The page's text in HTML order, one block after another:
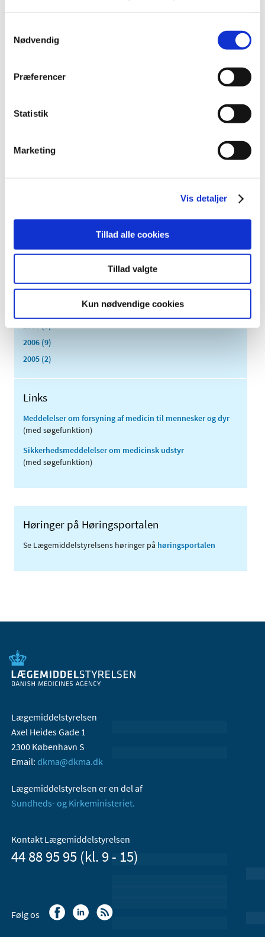
Nødvendig
Præferencer
Statistik
Marketing
Vis detaljer
Tillad alle cookies
Tillad valgte
Kun nødvendige cookies
2013 (49)
december (2)
september (7)
juli (5)
maj (1)
2009 (14)
2007 (3)
2006 (9)
2005 (2)
Links
Meddelelser om forsyning af medicin til mennesker og dyr
(med søgefunktion)
Sikkerhedsmeddelelser om medicinsk udstyr
(med søgefunktion)
Høringer på Høringsportalen
Se Lægemiddelstyrelsens høringer på høringsportalen
Lægemiddelstyrelsen
Axel Heides Gade 1
2300 København S
Email: dkma@dkma.dk
Lægemiddelstyrelsen er en del af
Sundheds- og Kirkeministeriet.
Kontakt Lægemiddelstyrelsen
44 88 95 95 (kl. 9 - 15)
Følg os